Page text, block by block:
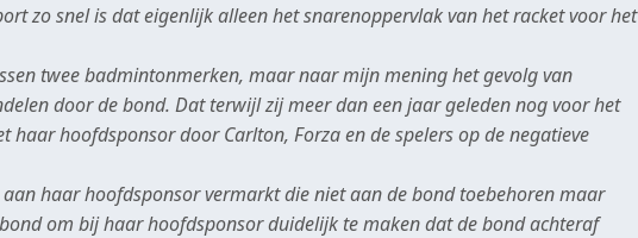
zo snel is dat eigenlijk alleen het snarenoppervlak van het racket voor het
twee badmintonmerken, maar naar mijn mening het gevolg van
door de bond. Dat terwijl zij meer dan een jaar geleden nog voor het
haar hoofdsponsor door Carlton, Forza en de spelers op de negatieve
haar hoofdsponsor vermarkt die niet aan de bond toebehoren maar
om bij haar hoofdsponsor duidelijk te maken dat de bond achteraf